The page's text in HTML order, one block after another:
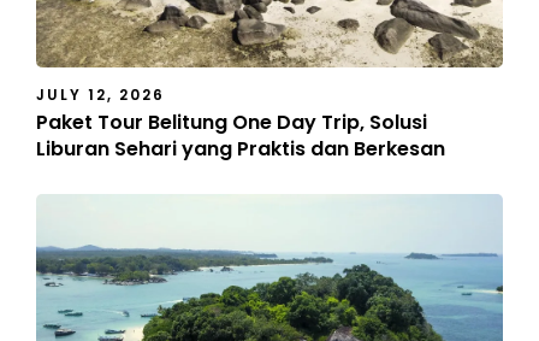
JULY 12, 2026
Paket Tour Belitung One Day Trip, Solusi
Liburan Sehari yang Praktis dan Berkesan